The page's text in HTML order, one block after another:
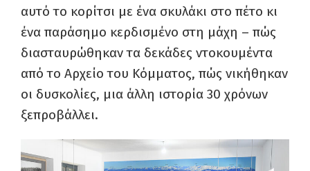
αυτό το κορίτσι με ένα σκυλάκι στο πέτο κι
ένα παράσημο κερδισμένο στη μάχη – πώς
διασταυρώθηκαν τα δεκάδες ντοκουμέντα
από το Αρχείο του Κόμματος, πώς νικήθηκαν
οι δυσκολίες, μια άλλη ιστορία 30 χρόνων
ξεπροβάλλει.